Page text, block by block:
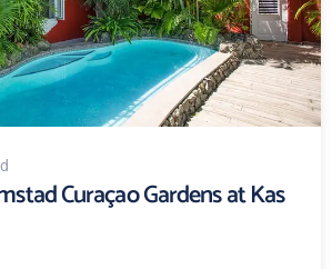
Curaçao Gardens at Kas